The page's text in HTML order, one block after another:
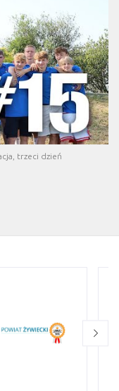
trzeci dzień